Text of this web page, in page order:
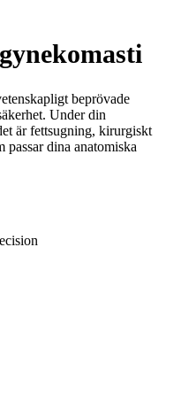
beprövade
Under din
är fettsugning, kirurgiskt
passar dina anatomiska